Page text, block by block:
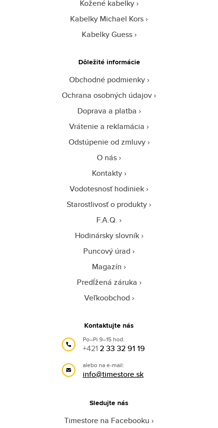
Kožené kabelky
Kabelky Michael Kors
Kabelky Guess
Dôležité informácie
Obchodné podmienky
Ochrana osobných údajov
Doprava a platba
Vrátenie a reklamácia
Odstúpenie od zmluvy
O nás
Kontakty
Vodotesnosť hodiniek
Starostlivosť o produkty
F.A.Q.
Hodinársky slovník
Puncový úrad
Magazín
Predĺžená záruka
Veľkoobchod
Kontaktujte nás
Po–Pi 9–15 hod.
+4212 33 32 91 19
alebo na e-mail:
info@timestore.sk
Sledujte nás
Timestore na Facebooku